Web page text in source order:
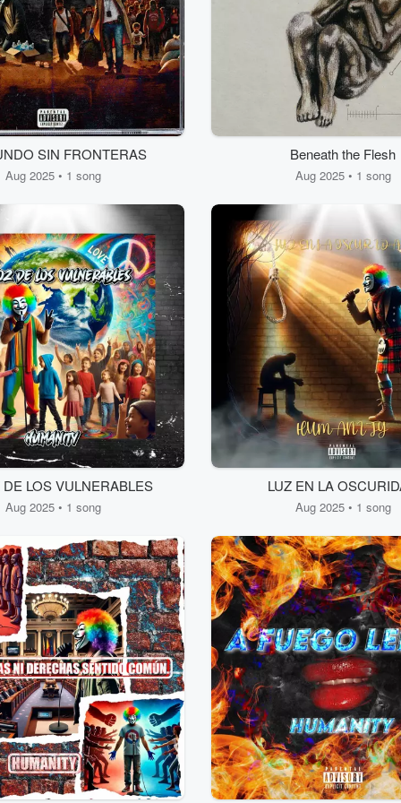
SIN FRONTERAS
Aug 2025 • 1 song
Beneath the Flesh
Aug 2025 • 1 song
DE LOS VULNERABLES
Aug 2025 • 1 song
LUZ EN LA
Aug 2025 • 1 song